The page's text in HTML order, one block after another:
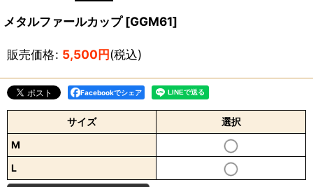
メタルファールカップ [GGM61]
販売価格: 5,500円(税込)
Facebookでシェア
サイズ
選択
M
L